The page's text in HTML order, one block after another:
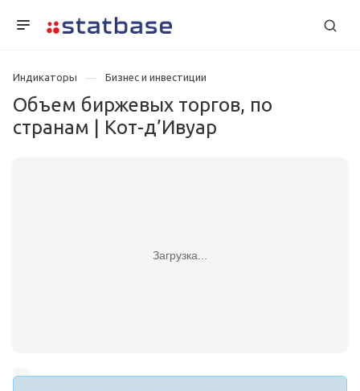
Индикаторы Бизнес и инвестиции
Объем биржевых торгов, по
странам | Кот-д’Ивуар
Загрузка...